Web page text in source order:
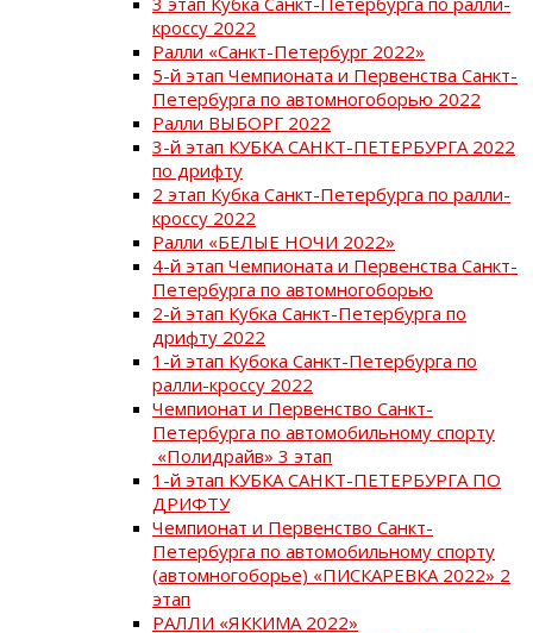
кроссу 2022
Ралли «Санкт-Петербург 2022»
5-й этап Чемпионата и Первенства Санкт-
Петербурга по автомногоборью 2022
Ралли ВЫБОРГ 2022
3-й этап КУБКА САНКТ-ПЕТЕРБУРГА 2022
по дрифту
2 этап Кубка Санкт-Петербурга по ралли-
кроссу 2022
Ралли «БЕЛЫЕ НОЧИ 2022»
4-й этап Чемпионата и Первенства Санкт-
Петербурга по автомногоборью
2-й этап Кубка Санкт-Петербурга по
дрифту 2022
1-й этап Кубока Санкт-Петербурга по
ралли-кроссу 2022
Чемпионат и Первенство Санкт-
Петербурга по автомобильному спорту
«Полидрайв» 3 этап
1-й этап КУБКА САНКТ-ПЕТЕРБУРГА ПО
ДРИФТУ
Чемпионат и Первенство Санкт-
Петербурга по автомобильному спорту
(автомногоборье) «ПИСКАРЕВКА 2022» 2
этап
РАЛЛИ «ЯККИМА 2022»